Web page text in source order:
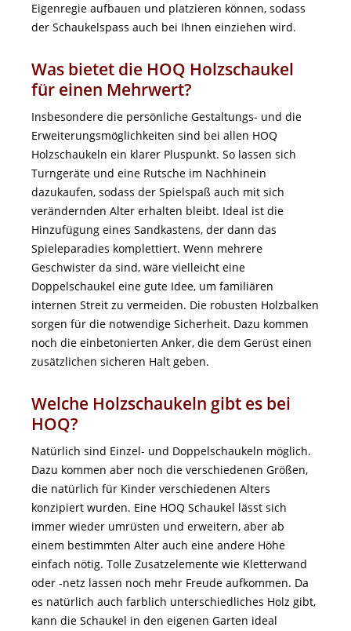
Eigenregie aufbauen und platzieren können, sodass
der Schaukelspass auch bei Ihnen einziehen wird.
Was bietet die HOQ Holzschaukel
für einen Mehrwert?
Insbesondere die persönliche Gestaltungs- und die
Erweiterungsmöglichkeiten sind bei allen HOQ
Holzschaukeln ein klarer Pluspunkt. So lassen sich
Turngeräte und eine Rutsche im Nachhinein
dazukaufen, sodass der Spielspaß auch mit sich
verändernden Alter erhalten bleibt. Ideal ist die
Hinzufügung eines Sandkastens, der dann das
Spieleparadies komplettiert. Wenn mehrere
Geschwister da sind, wäre vielleicht eine
Doppelschaukel eine gute Idee, um familiären
internen Streit zu vermeiden. Die robusten Holzbalken
sorgen für die notwendige Sicherheit. Dazu kommen
noch die einbetonierten Anker, die dem Gerüst einen
zusätzlichen sicheren Halt geben.
Welche Holzschaukeln gibt es bei
HOQ?
Natürlich sind Einzel- und Doppelschaukeln möglich.
Dazu kommen aber noch die verschiedenen Größen,
die natürlich für Kinder verschiedenen Alters
konzipiert wurden. Eine HOQ Schaukel lässt sich
immer wieder umrüsten und erweitern, aber ab
einem bestimmten Alter auch eine andere Höhe
einfach nötig. Tolle Zusatzelemente wie Kletterwand
oder -netz lassen noch mehr Freude aufkommen. Da
es natürlich auch farblich unterschiedliches Holz gibt,
kann die Schaukel in den eigenen Garten ideal